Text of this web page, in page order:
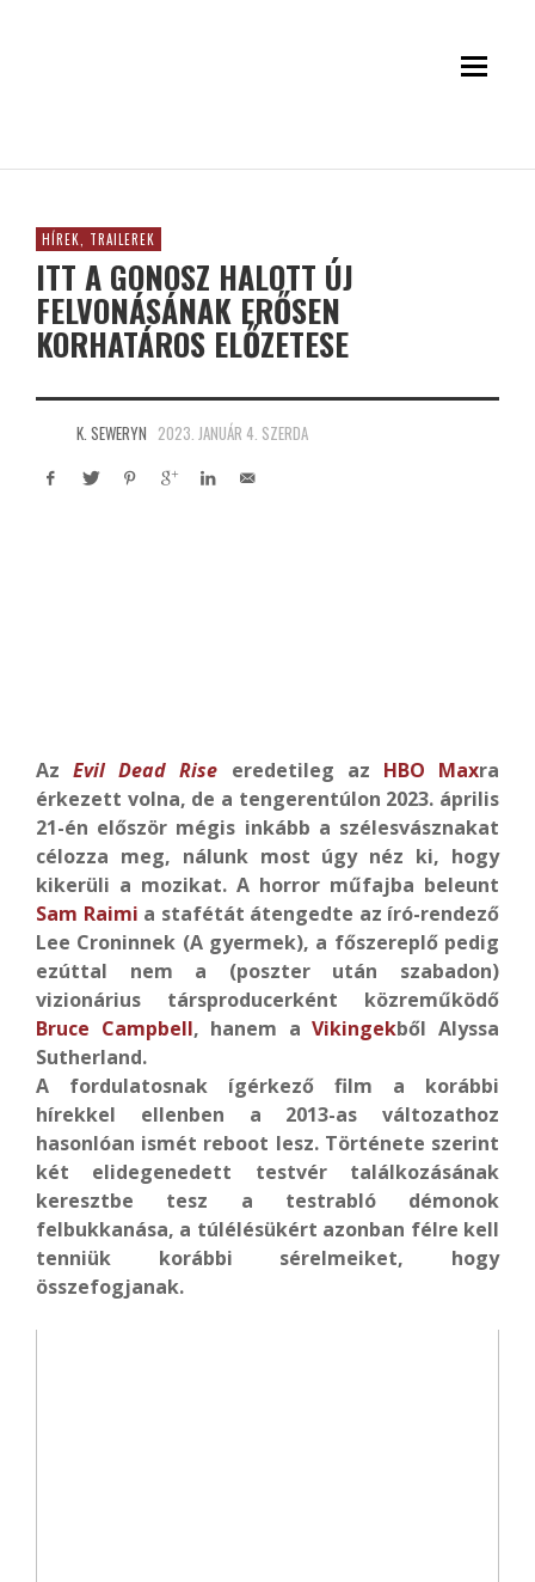
HÍREK, TRAILEREK
ITT A GONOSZ HALOTT ÚJ
FELVONÁSÁNAK ERŐSEN
KORHATÁROS ELŐZETESE
K. SEWERYN 2023. JANUÁR 4. SZERDA
AzEvil Dead Rise eredetileg az HBO Maxra
érkezett volna, de a tengerentúlon 2023. április
21-én először mégis inkább a szélesvásznakat
célozza meg, nálunk most úgy néz ki, hogy
kikerüli a mozikat. A horror műfajba beleunt
Sam Raimi a stafétát átengedte az író-rendező
Lee Croninnek (A gyermek), a főszereplő pedig
ezúttal nem a (poszter után szabadon)
vizionárius társproducerként közreműködő
Bruce Campbell, hanem aVikingekből Alyssa
Sutherland.
A fordulatosnak ígérkező film a korábbi
hírekkel ellenben a 2013-as változathoz
hasonlóan ismét reboot lesz. Története szerint
két elidegenedett testvér találkozásának
keresztbe tesz a testrabló démonok
felbukkanása, a túlélésükért azonban félre kell
tenniük korábbi sérelmeiket, hogy
összefogjanak.